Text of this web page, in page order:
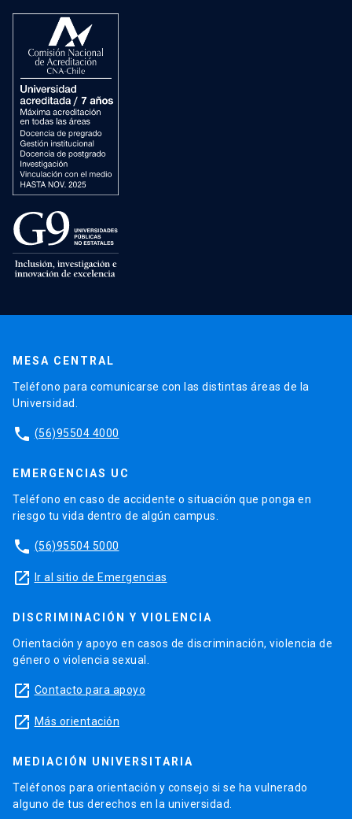
MESA CENTRAL
Teléfono para comunicarse con las distintas áreas de la
Universidad.
phone (56)95504 4000
EMERGENCIAS UC
Teléfono en caso de accidente o situación que ponga en
riesgo tu vida dentro de algún campus.
phone (56)95504 5000
launch Ir al sitio de Emergencias
DISCRIMINACIÓN Y VIOLENCIA
Orientación y apoyo en casos de discriminación, violencia de
género o violencia sexual.
launch Contacto para apoyo
launch Más orientación
MEDIACIÓN UNIVERSITARIA
Teléfonos para orientación y consejo si se ha vulnerado
alguno de tus derechos en la universidad.